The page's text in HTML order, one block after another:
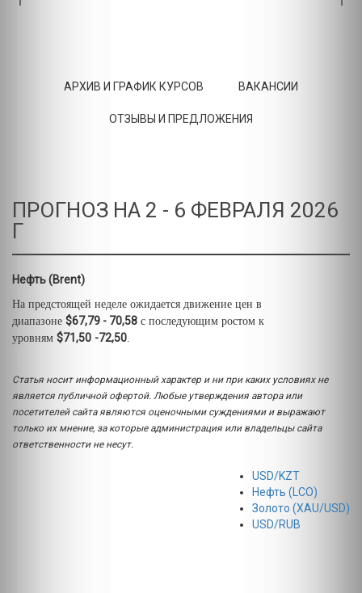
АРХИВ И ГРАФИК КУРСОВ ВАКАНСИИ
ОТЗЫВЫ И ПРЕДЛОЖЕНИЯ
ПРОГНОЗ НА 2 - 6 ФЕВРАЛЯ 2026
Г
Нефть (Brent)
На предстоящей неделе ожидается движение цен в
диапазоне $67,79 - 70,58 с последующим ростом к
уровням $71,50 -72,50.
Статья носит информационный характер и ни при каких условиях не
является публичной офертой. Любые утверждения автора или
посетителей сайта являются оценочными суждениями и выражают
только их мнение, за которые администрация или владельцы сайта
ответственности не несут.
USD/KZT
Нефть (LCO)
Золото (XAU/USD)
USD/RUB